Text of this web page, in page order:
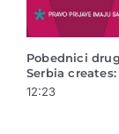
muzičkog